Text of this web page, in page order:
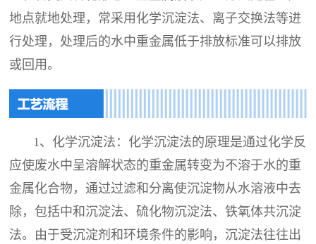
地点就地处理，常采用化学沉淀法、离子交换法等进
行处理，处理后的水中重金属低于排放标准可以排放
或回用。
1、化学沉淀法：化学沉淀法的原理是通过化学反
应使废水中呈溶解状态的重金属转变为不溶于水的重
金属化合物，通过过滤和分离使沉淀物从水溶液中去
除，包括中和沉淀法、硫化物沉淀法、铁氧体共沉淀
法。由于受沉淀剂和环境条件的影响，沉淀法往往出